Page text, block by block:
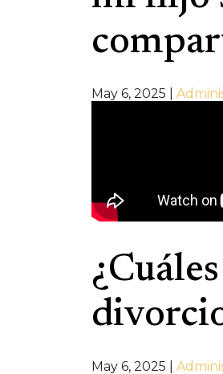
May 6, 2025
May 6, 2025